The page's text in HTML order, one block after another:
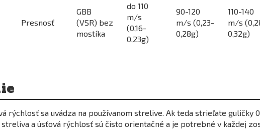
Presnosť
GBB
(VSR) bez
mostíka
do 110
m/s
(0,16-
0,23g)
90-120
m/s (0,23-
0,28g)
110-140
m/s
0,32g)
rýchlosť sa uvádza na používanom strelive. Ak teda strieľate guličky
streliva a úsťová rýchlosť sú čisto orientačné a je potrebné v každej